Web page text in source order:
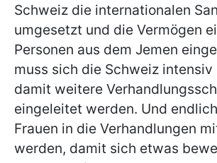
Schweiz die internationalen
umgesetzt und die Vermögen
Personen aus dem Jemen
muss sich die Schweiz intensiv
damit weitere
eingeleitet werden. Und
Frauen in die Verhandlungen
werden, damit sich etwas